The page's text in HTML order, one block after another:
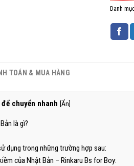
Danh
TOÁN & MUA HÀNG
chuyển nhanh [Ẩn]
là gì?
dụng trong những trường hợp sau:
của Nhật Bản – Rinkaru Bs for Boy: